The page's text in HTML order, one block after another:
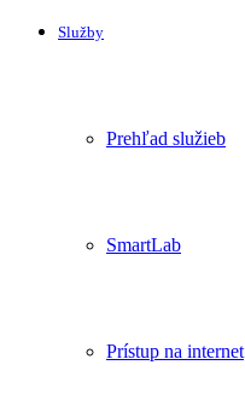
Služby
Prehľad služieb
SmartLab
Prístup na internet